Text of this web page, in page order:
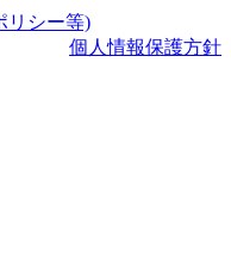
リシー等)
個人情報保護方針